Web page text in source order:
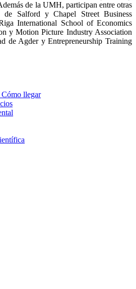
de la UMH, participan entre otras
de Salford y Chapel Street Business
International School of Economics
y Motion Picture Industry Association
de Agder y Entrepreneurship Training
llegar